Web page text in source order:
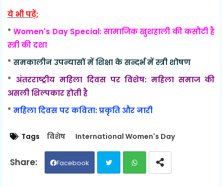
ये भी पढ़ें;
*Women's Day Special: सामाजिक खुशहाली की कसौटी है
स्त्री की दशा
* समकालीन उपन्यासों में शिक्षा के सन्दर्भ में स्त्री शोषण
* अंतरराष्ट्रीय महिला दिवस पर विशेष: महिला समाज की
असली शिल्पकार होती है
* महिला दिवस पर कविता: प्रकृति और नारी
Tags विशेष International Women's Day
Facebook